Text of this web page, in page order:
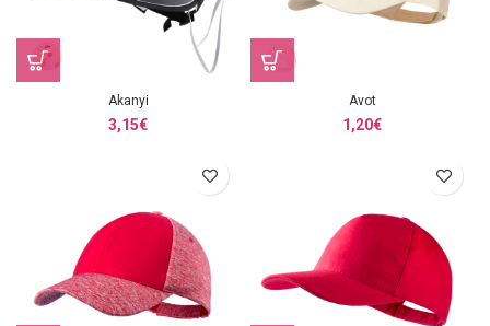
Akanyi
3,15€
Avot
1,20€